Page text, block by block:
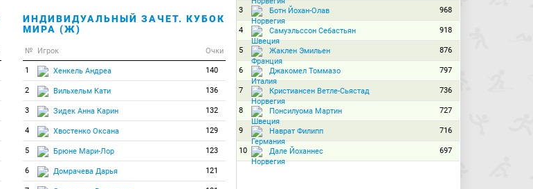
ИНДИВИДУАЛЬНЫЙ ЗАЧЕТ. КУБОК
МИРА (Ж)
№ Игрок Очки
1 Хенкель Андреа 140
2 Вильхельм Кати 136
3 Зидек Анна Карин 132
4 Хвостенко Оксана 129
5 Брюне Мари-Лор 123
6 Домрачева Дарья 121
3 Ботн Йохан-Олав 968
4 Самуэльссон Себастьян 918
5 Жаклен Эмильен 876
6 Джакомел Томмазо 797
7 Кристиансен Ветле-Сьястад 736
8 Понсилуома Мартин 727
9 Наврат Филипп 716
10 Дале Йоханнес 697